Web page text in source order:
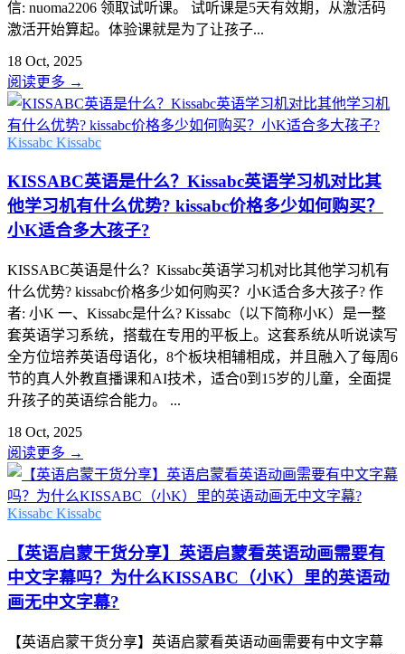
信: nuoma2206 领取试听课。 试听课是5天有效期，从激活码
激活开始算起。体验课就是为了让孩子...
18 Oct, 2025
阅读更多 →
Kissabc Kissabc
KISSABC英语是什么？Kissabc英语学习机对比其
他学习机有什么优势? kissabc价格多少如何购买？
小K适合多大孩子?
KISSABC英语是什么？Kissabc英语学习机对比其他学习机有
什么优势? kissabc价格多少如何购买？小K适合多大孩子? 作
者: 小K 一、Kissabc是什么? Kissabc（以下简称小K）是一整
套英语学习系统，搭载在专用的平板上。这套系统从听说读写
全方位培养英语母语化，8个板块相辅相成，并且融入了每周6
节的真人外教直播课和AI技术，适合0到15岁的儿童，全面提
升孩子的英语综合能力。 ...
18 Oct, 2025
阅读更多 →
Kissabc Kissabc
【英语启蒙干货分享】英语启蒙看英语动画需要有
中文字幕吗？为什么KISSABC（小K）里的英语动
画无中文字幕?
【英语启蒙干货分享】英语启蒙看英语动画需要有中文字幕